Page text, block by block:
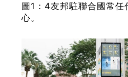
圖1：4友邦駐聯合國常任
心。